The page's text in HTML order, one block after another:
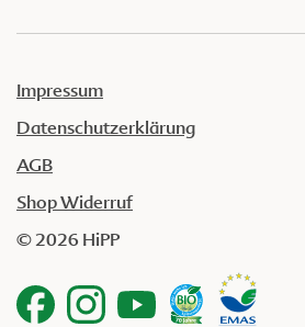
Impressum
Datenschutzerklärung
AGB
Shop Widerruf
© 2026 HiPP